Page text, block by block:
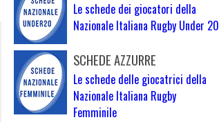
Le schede dei giocatori della
Nazionale Italiana Rugby Under 20
SCHEDE AZZURRE
Le schede delle giocatrici della
Nazionale Italiana Rugby
Femminile